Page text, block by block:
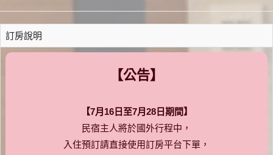
訂房說明
【公告】
【7月16日至7月28日期間】
民宿主人將於國外行程中，
入住預訂請直接使用訂房平台下單，